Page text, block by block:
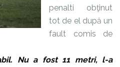
penalti obţinut
tot de el după un
fault comis de
Nu a fost 11 metri, l-a